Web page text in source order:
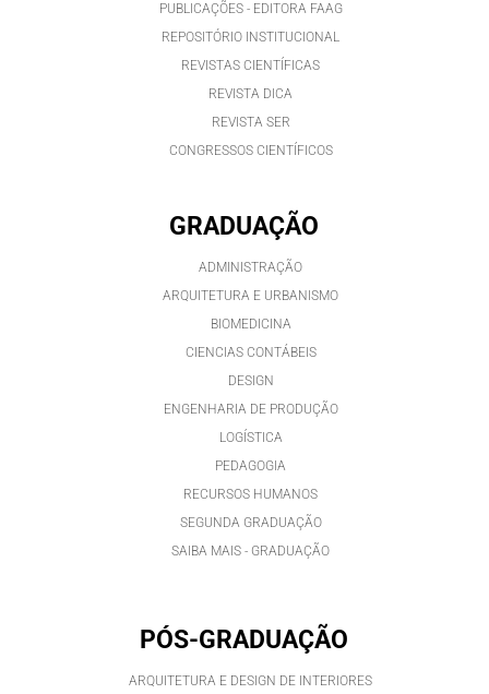
PUBLICAÇÕES - EDITORA FAAG
REPOSITÓRIO INSTITUCIONAL
REVISTAS CIENTÍFICAS
REVISTA DICA
REVISTA SER
CONGRESSOS CIENTÍFICOS
GRADUAÇÃO
ADMINISTRAÇÃO
ARQUITETURA E URBANISMO
BIOMEDICINA
CIENCIAS CONTÁBEIS
DESIGN
ENGENHARIA DE PRODUÇÃO
LOGÍSTICA
PEDAGOGIA
RECURSOS HUMANOS
SEGUNDA GRADUAÇÃO
SAIBA MAIS - GRADUAÇÃO
PÓS-GRADUAÇÃO
ARQUITETURA E DESIGN DE INTERIORES